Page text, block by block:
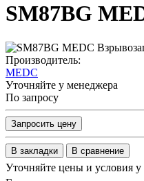
SM87BG
Производитель:
MEDC
Уточняйте у менеджера
По запросу
Запросить цену
В закладки В сравнение
Уточняйте цены и условия у